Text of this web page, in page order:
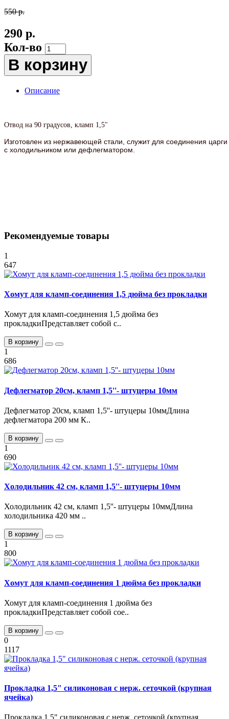
550 р.
290 р.
Кол-во
В корзину
Описание
Отвод на 90 градусов, кламп 1,5"
Изготовлен из нержавеющей стали, служит для соединения царги
с холодильником или дефлегматором.
Рекомендуемые товары
1
647
Хомут для кламп-соединения 1,5 дюйма без прокладки
Хомут для кламп-соединения 1,5 дюйма без
прокладкиПредставляет собой с..
В корзину
1
686
Дефлегматор 20см, кламп 1,5''- штуцеры 10мм
Дефлегматор 20см, кламп 1,5''- штуцеры 10ммДлина
дефлегматора 200 мм К..
В корзину
1
690
Холодильник 42 см, кламп 1,5''- штуцеры 10мм
Холодильник 42 см, кламп 1,5''- штуцеры 10ммДлина
холодильника 420 мм ..
В корзину
1
800
Хомут для кламп-соединения 1 дюйма без прокладки
Хомут для кламп-соединения 1 дюйма без
прокладкиПредставляет собой сое..
В корзину
0
1117
Прокладка 1,5" силиконовая с нерж. сеточкой (крупная
ячейка)